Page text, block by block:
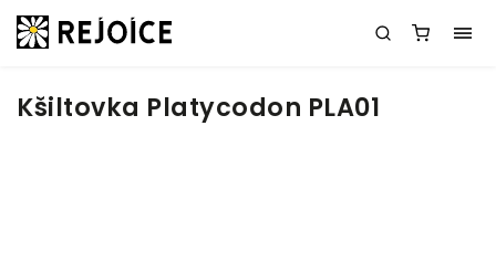
Kšiltovka Platycodon PLA01